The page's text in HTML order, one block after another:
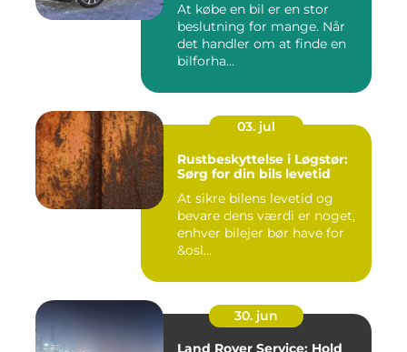
At købe en bil er en stor
beslutning for mange. Når
det handler om at finde en
bilforha...
03. jul
Rustbeskyttelse i Løgstør:
Sørg for din bils levetid
At sikre bilens levetid og
bevare dens værdi er noget,
enhver bilejer bør have for
&osl...
30. jun
Land Rover Service: Hold